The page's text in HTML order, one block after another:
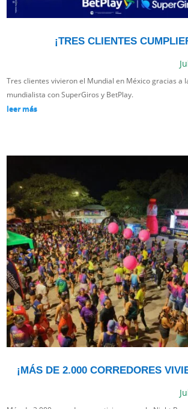
¡TRES CLIENTES
Tres clientes vivieron el Mundial en México gracias a
mundialista con SuperGiros y BetPlay.
leer más
¡MÁS DE 2.000 CORREDORES